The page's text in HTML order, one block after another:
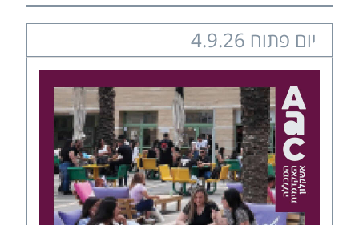
יום פתוח 4.9.26